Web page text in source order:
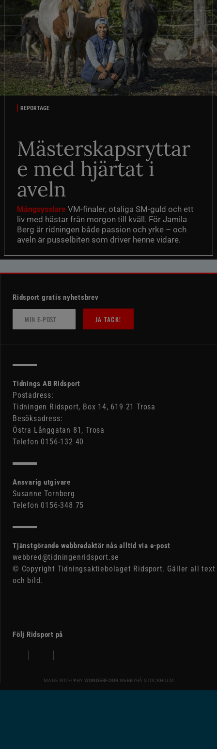
REPORTAGE
Mästerskapsryttar
e med hjärtat i
aveln
Mångsysslare VM-finaler, otaliga SM-guld och ett
liv med hästar från morgon till kväll. För Jamila
Berg är ridningen både passion och yrke – och
aveln är pusselbiten som driver henne vidare.
Ridsport gratis nyhetsbrev
JA TACK!
Tidnings AB Ridsport
Postadress:
Tidningen Ridsport, Box 14, 619 21 Trosa
Besöksadress:
Östra Långgatan 81, Trosa
Telefon 0156-132 40
Ansvarig utgivare
Susanne Tornberg
Telefon 0156-348 75
Tjänstgörande webbredaktör nås alltid via e-post
webbred@tidningenridsport.se
© Copyright Tidningsaktiebolaget Ridsport. Gäller all text
och bild.
Följ Ridsport på
MADE WITH ♥ BY WONDERFOUR WEBBYRÅ STOCKHOLM